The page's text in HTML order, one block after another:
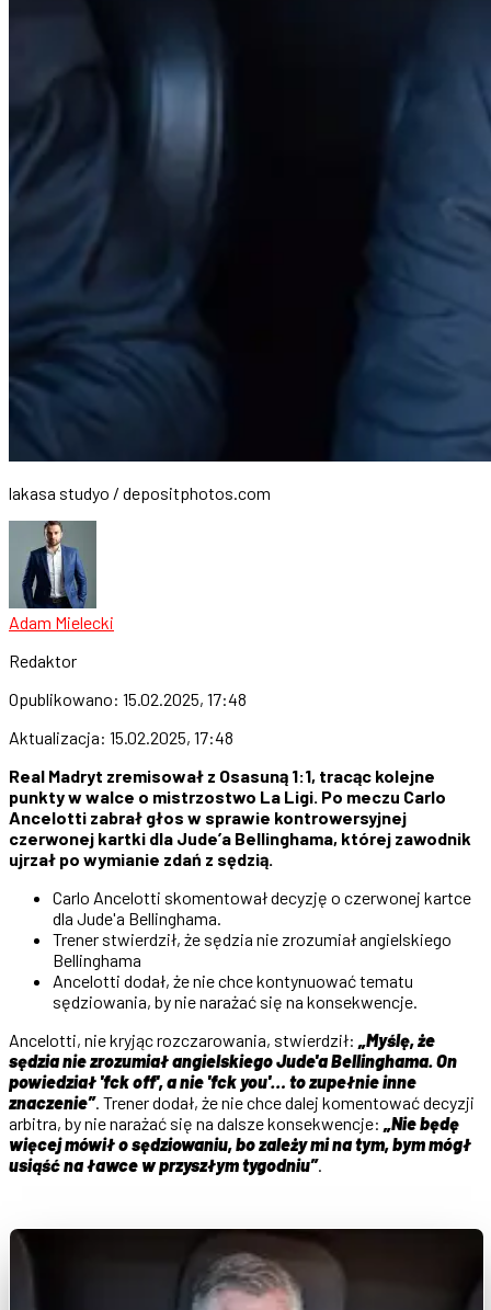
lakasa studyo / depositphotos.com
Adam Mielecki
Redaktor
Opublikowano: 15.02.2025, 17:48
Aktualizacja: 15.02.2025, 17:48
Real Madryt zremisował z Osasuną 1:1, tracąc kolejne
punkty w walce o mistrzostwo La Ligi. Po meczu Carlo
Ancelotti zabrał głos w sprawie kontrowersyjnej
czerwonej kartki dla Jude’a Bellinghama, której zawodnik
ujrzał po wymianie zdań z sędzią.
Carlo Ancelotti skomentował decyzję o czerwonej kartce
dla Jude'a Bellinghama.
Trener stwierdził, że sędzia nie zrozumiał angielskiego
Bellinghama
Ancelotti dodał, że nie chce kontynuować tematu
sędziowania, by nie narażać się na konsekwencje.
Ancelotti, nie kryjąc rozczarowania, stwierdził: „Myślę, że
sędzia nie zrozumiał angielskiego Jude'a Bellinghama. On
powiedział 'fck off', a nie 'fck you'… to zupełnie inne
znaczenie”. Trener dodał, że nie chce dalej komentować decyzji
arbitra, by nie narażać się na dalsze konsekwencje: „Nie będę
więcej mówił o sędziowaniu, bo zależy mi na tym, bym mógł
usiąść na ławce w przyszłym tygodniu”.